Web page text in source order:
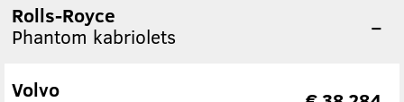
Rolls-Royce
Phantom kabriolets
–
Volvo